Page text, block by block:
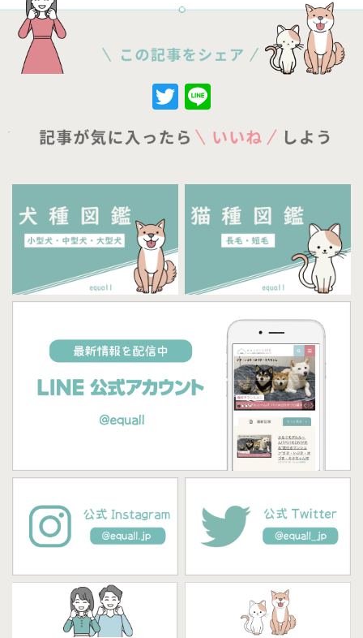
Twitter